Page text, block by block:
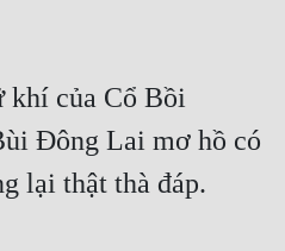
khí của Cổ Bồi
Đông Lai mơ hồ có
lại thật thà đáp.